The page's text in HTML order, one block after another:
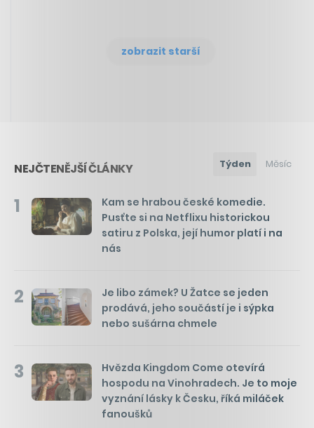
zobrazit starší
NEJČTENĚJŠÍ ČLÁNKY Týden Měsíc
1
Kam se hrabou české komedie.
Pusťte si na Netflixu historickou
satiru z Polska, její humor platí i na
nás
2
Je libo zámek? U Žatce se jeden
prodává, jeho součástí je i sýpka
nebo sušárna chmele
3
Hvězda Kingdom Come otevírá
hospodu na Vinohradech. Je to moje
vyznání lásky k Česku, říká miláček
fanoušků